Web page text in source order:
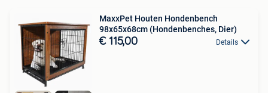
MaxxPet Houten Hondenbench
98x65x68cm (Hondenbenches, Dier)
€ 115,00 Details